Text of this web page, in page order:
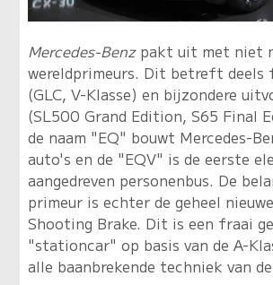
Mercedes-Benzpakt uit met niet
wereldprimeurs. Dit betreft
(GLC, V-Klasse) en bijzondere
(SL500 Grand Edition, S65 Final
de naam "EQ" bouwt Mercedes-
auto's en de "EQV" is de eerste
aangedreven personenbus. De
primeur is echter de geheel
Shooting Brake. Dit is een fraai
"stationcar" op basis van de A-
alle baanbrekende techniek van